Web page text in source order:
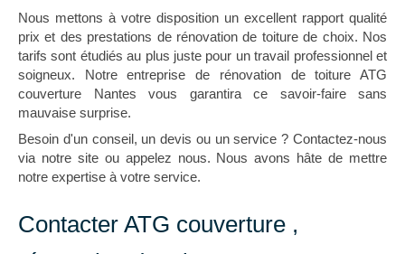
Nous mettons à votre disposition un excellent rapport qualité
prix et des prestations de rénovation de toiture de choix. Nos
tarifs sont étudiés au plus juste pour un travail professionnel et
soigneux. Notre entreprise de rénovation de toiture ATG
couverture Nantes vous garantira ce savoir-faire sans
mauvaise surprise.
Besoin d'un conseil, un devis ou un service ? Contactez-nous
via notre site ou appelez nous. Nous avons hâte de mettre
notre expertise à votre service.
Contacter ATG couverture ,